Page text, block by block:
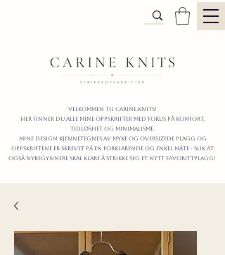
Velkommen til carine.knits!
Her finner du alle mine oppskrifter MED FOKUS PÅ KOMFORT,
TIDLØShet OG MINIMALISme.
mine design kjennetegnes av myke og oversizede plagg og
oppskriftene er skrevet på en forklarende og enkel måte - slik at
også nybegynnere skal klare å strikke seg et nytt favorittplagg!